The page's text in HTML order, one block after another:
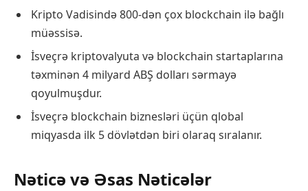
Kripto Vadisində 800-dən çox blockchain ilə bağlı
müəssisə.
İsveçrə kriptovalyuta və blockchain startaplarına
təxminən 4 milyard ABŞ dolları sərmayə
qoyulmuşdur.
İsveçrə blockchain biznesləri üçün qlobal
miqyasda ilk 5 dövlətdən biri olaraq sıralanır.
Nəticə və Əsas Nəticələr